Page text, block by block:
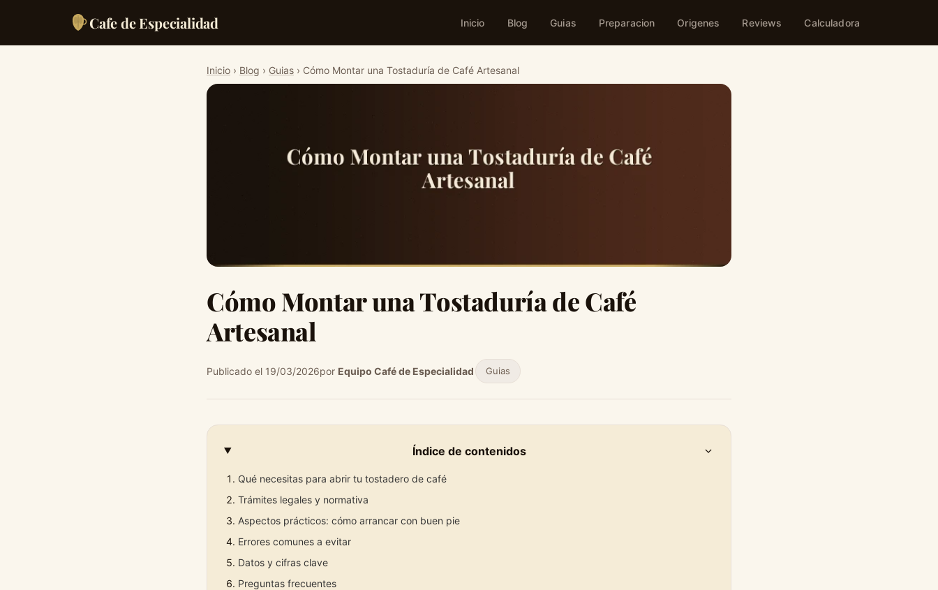
Cafe de Especialidad Inicio Blog Guias Preparacion Origenes Reviews Calculadora
Inicio › Blog › Guias › Cómo Montar una Tostaduría de Café Artesanal
Cómo Montar una Tostaduría de Café
Artesanal
Publicado el 19/03/2026por Equipo Café de Especialidad Guias
Índice de contenidos
Qué necesitas para abrir tu tostadero de café
Trámites legales y normativa
Aspectos prácticos: cómo arrancar con buen pie
Errores comunes a evitar
Datos y cifras clave
Preguntas frecuentes